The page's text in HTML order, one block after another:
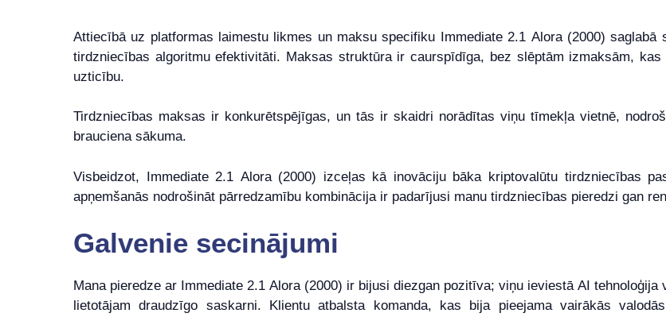
Attiecībā uz platformas laimestu likmes un maksu specifiku Immediate 2.1 Alora (2000)
tirdzniecības algoritmu efektivitāti. Maksas struktūra ir caurspīdīga, bez slēptām izmaksām,
uzticību.
Tirdzniecības maksas ir konkurētspējīgas, un tās ir skaidri norādītas viņu tīmekļa vietnē,
brauciena sākuma.
Visbeidzot, Immediate 2.1 Alora (2000) izceļas kā inovāciju bāka kriptovalūtu tirdzniecības
apņemšanās nodrošināt pārredzamību kombinācija ir padarījusi manu tirdzniecības pieredzi gan
Galvenie secinājumi
Mana pieredze ar Immediate 2.1 Alora (2000) ir bijusi diezgan pozitīva; viņu ieviestā AI
lietotājam draudzīgo saskarni. Klientu atbalsta komanda, kas bija pieejama vairākās